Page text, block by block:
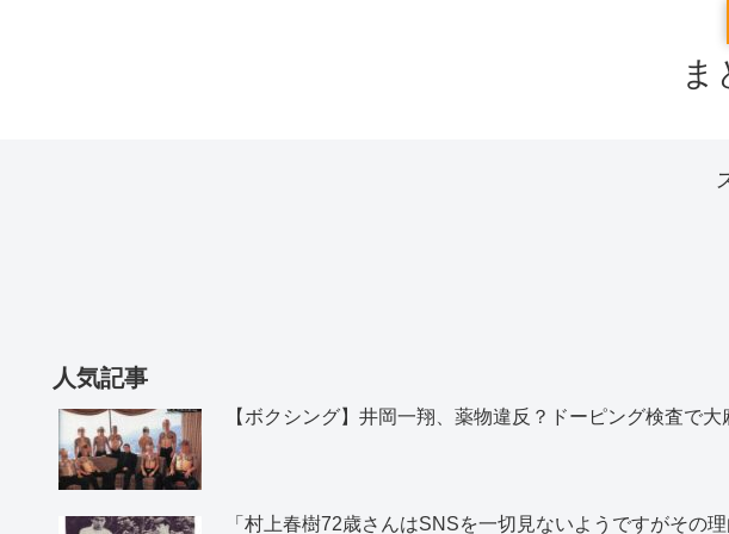
ま
人気記事
【ボクシング】井岡一翔、薬物違反？ドーピング検査で
「村上春樹72歳さんはSNSを一切見ないようですがその